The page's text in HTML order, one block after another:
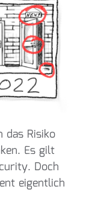
das Risiko
Es gilt
Doch
eigentlich